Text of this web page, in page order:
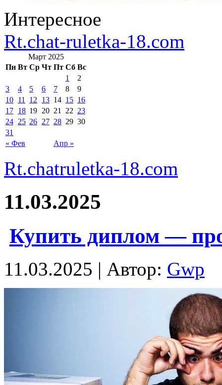
Интересное
Rt.chat-ruletka-18.com
Март 2025
Пн Вт Ср Чт Пт Сб Вс
« Фев Апр »
1
2
3
4 5 6 7 8
9
10 11 12 13 14 15 16
17 18 19 20 21 22 23
24 25 26 27 28 29 30
31
Rt.chatruletka-18.com
11.03.2025
Купить диплом —
11.03.2025 | Автор: Gwp